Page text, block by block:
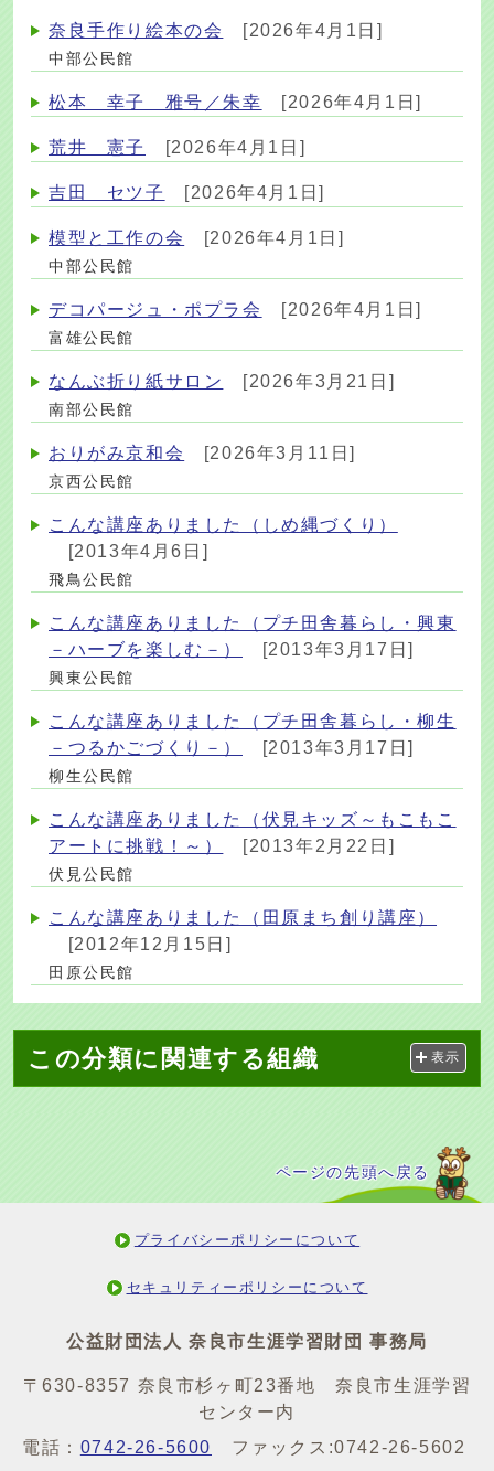
奈良手作り絵本の会 [2026年4月1日]
中部公民館
松本 幸子 雅号／朱幸 [2026年4月1日]
荒井 憲子 [2026年4月1日]
吉田 セツ子 [2026年4月1日]
模型と工作の会 [2026年4月1日]
中部公民館
デコパージュ・ポプラ会 [2026年4月1日]
富雄公民館
なんぶ折り紙サロン [2026年3月21日]
南部公民館
おりがみ京和会 [2026年3月11日]
京西公民館
こんな講座ありました（しめ縄づくり）
[2013年4月6日]
飛鳥公民館
こんな講座ありました（プチ田舎暮らし・興東
－ハーブを楽しむ－）
[2013年3月17日]
興東公民館
こんな講座ありました（プチ田舎暮らし・柳生
－つるかごづくり－）
[2013年3月17日]
柳生公民館
こんな講座ありました（伏見キッズ～もこもこ
アートに挑戦！～）
[2013年2月22日]
伏見公民館
こんな講座ありました（田原まち創り講座）
[2012年12月15日]
田原公民館
この分類に関連する組織 表示
ページの先頭へ戻る
プライバシーポリシーについて
セキュリティーポリシーについて
公益財団法人 奈良市生涯学習財団 事務局
〒630-8357 奈良市杉ヶ町23番地 奈良市生涯学習
センター内
電話： 0742-26-5600 ファックス:0742-26-5602